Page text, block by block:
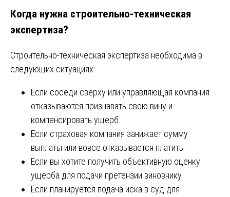
Когда нужна строительно-техническая
экспертиза?
Строительно-техническая экспертиза необходима в
следующих ситуациях:
Если соседи сверху или управляющая компания
отказываются признавать свою вину и
компенсировать ущерб.
Если страховая компания занижает сумму
выплаты или вовсе отказывается платить.
Если вы хотите получить объективную оценку
ущерба для подачи претензии виновнику.
Если планируется подача иска в суд для